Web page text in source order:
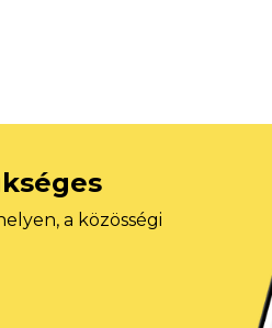
a közösségi